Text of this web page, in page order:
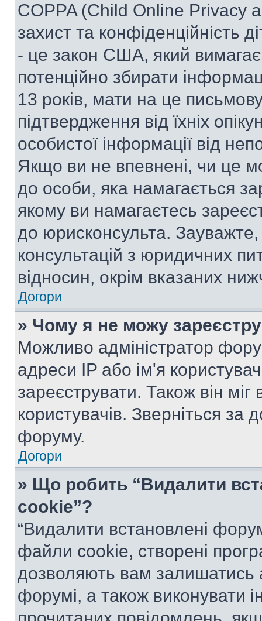
COPPA (Child Online Privacy
захист та конфіденційність
- це закон США, який вимагає
потенційно збирати
13 років, мати на це письмову
підтвердження від їхніх
особистої інформації від
Якщо ви не впевнені, чи це
до особи, яка намагається
якому ви намагаєтесь
до юрисконсульта.
консультацій з юридичних
відносин, окрім вказаних
Догори
» Чому я не можу
Можливо адміністратор
адреси IP або ім'я
зареєструвати. Також він
користувачів. Зверніться за
форуму.
Догори
» Що робить “Видалити
cookie”?
“Видалити встановлені
файли cookie, створені
дозволяють вам залишатись
форумі, а також виконувати